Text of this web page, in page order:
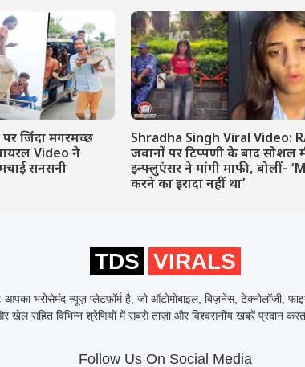
जिंदा मगरमच्छ
Video ने
सनसनी
Shradha Singh Viral Video:
जवानों पर टिप्पणी के बाद सोशल
इन्फ्लुएंसर ने मांगी माफी, बोलीं-
करने का इरादा नहीं था’
TDS VIRALS
आपका भरोसेमंद न्यूज़ प्लेटफ़ॉर्म है, जो ऑटोमोबाइल, बिज़नेस, टेक्नोलॉजी,
खेल सहित विभिन्न श्रेणियों में सबसे ताज़ा और विश्वसनीय खबरें प्रदान
Follow Us On Social Media